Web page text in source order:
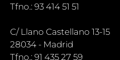
Tfno.: 93 414 51 51
C/ Llano Castellano 13-15
28034 - Madrid
Tfno.: 91 435 27 59